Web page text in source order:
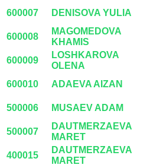
600007 DENISOVA YULIA
600008
MAGOMEDOVA
KHAMIS
600009
LOSHKAROVA
OLENA
600010 ADAEVA AIZAN
500006 MUSAEV ADAM
500007
DAUTMERZAEVA
MARET
400015
DAUTMERZAEVA
MARET